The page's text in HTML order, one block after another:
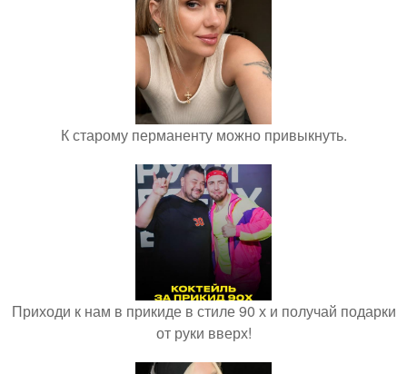
К старому перманенту можно привыкнуть.
Приходи к нам в прикиде в стиле 90 х и получай подарки
от руки вверх!